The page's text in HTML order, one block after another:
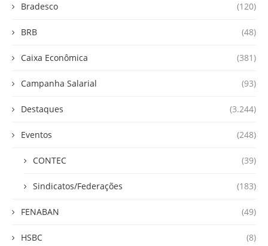
Bradesco (120)
BRB (48)
Caixa Econômica (381)
Campanha Salarial (93)
Destaques (3.244)
Eventos (248)
CONTEC (39)
Sindicatos/Federações (183)
FENABAN (49)
HSBC (8)